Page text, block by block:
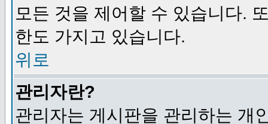
모든 것을 제어할 수 있습니다.
한도 가지고 있습니다.
위로
관리자란?
관리자는 게시판을 관리하는 개